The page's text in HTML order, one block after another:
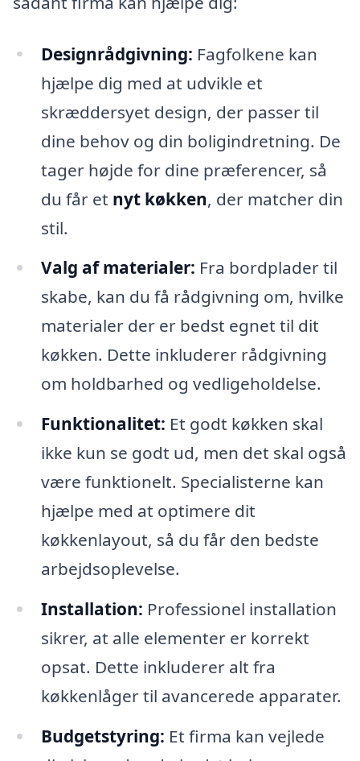
Designrådgivning: Fagfolkene kan
hjælpe dig med at udvikle et
skræddersyet design, der passer til
dine behov og din boligindretning. De
tager højde for dine præferencer, så
du får et nyt køkken, der matcher din
stil.
Valg af materialer: Fra bordplader til
skabe, kan du få rådgivning om, hvilke
materialer der er bedst egnet til dit
køkken. Dette inkluderer rådgivning
om holdbarhed og vedligeholdelse.
Funktionalitet: Et godt køkken skal
ikke kun se godt ud, men det skal også
være funktionelt. Specialisterne kan
hjælpe med at optimere dit
køkkenlayout, så du får den bedste
arbejdsoplevelse.
Installation: Professionel installation
sikrer, at alle elementer er korrekt
opsat. Dette inkluderer alt fra
køkkenlåger til avancerede apparater.
Budgetstyring: Et firma kan vejlede